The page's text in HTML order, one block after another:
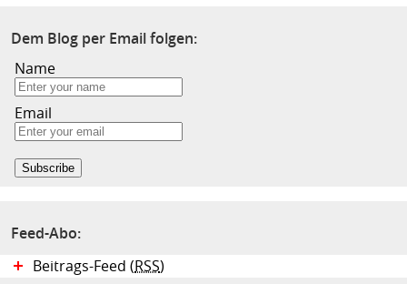
Dem Blog per Email folgen:
Name
Email
Feed-Abo:
Beitrags-Feed (RSS)